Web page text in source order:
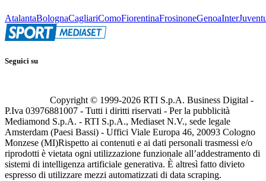
AtalantaBolognaCagliariComoFiorentinaFrosinoneGenoaInter
Seguici su
Copyright © 1999-2026 RTI S.p.A. Business Digital -
P.Iva 03976881007 - Tutti i diritti riservati - Per la pubblicità
Mediamond S.p.A. - RTI S.p.A., Mediaset N.V., sede legale
Amsterdam (Paesi Bassi) - Uffici Viale Europa 46, 20093 Cologno
Monzese (MI)Rispetto ai contenuti e ai dati personali trasmessi e/o
riprodotti è vietata ogni utilizzazione funzionale all’addestramento di
sistemi di intelligenza artificiale generativa. È altresì fatto divieto
espresso di utilizzare mezzi automatizzati di data scraping.